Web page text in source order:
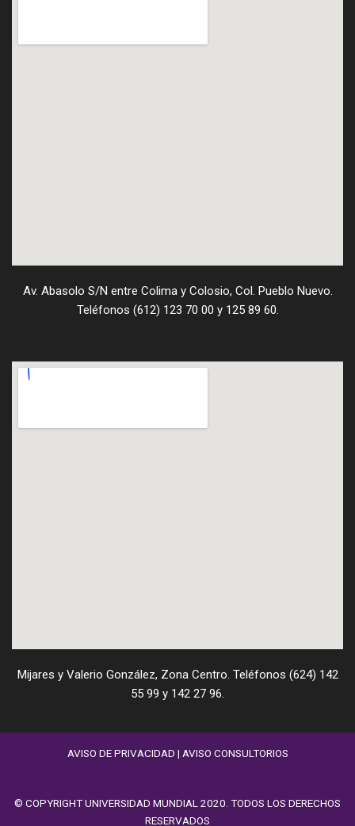
Av. Abasolo S/N entre Colima y Colosio, Col. Pueblo Nuevo.
Teléfonos (612) 123 70 00 y 125 89 60.
Mijares y Valerio González, Zona Centro. Teléfonos (624) 142
55 99 y 142 27 96.
AVISO DE PRIVACIDAD | AVISO CONSULTORIOS
© COPYRIGHT UNIVERSIDAD MUNDIAL 2020. TODOS LOS DERECHOS
RESERVADOS